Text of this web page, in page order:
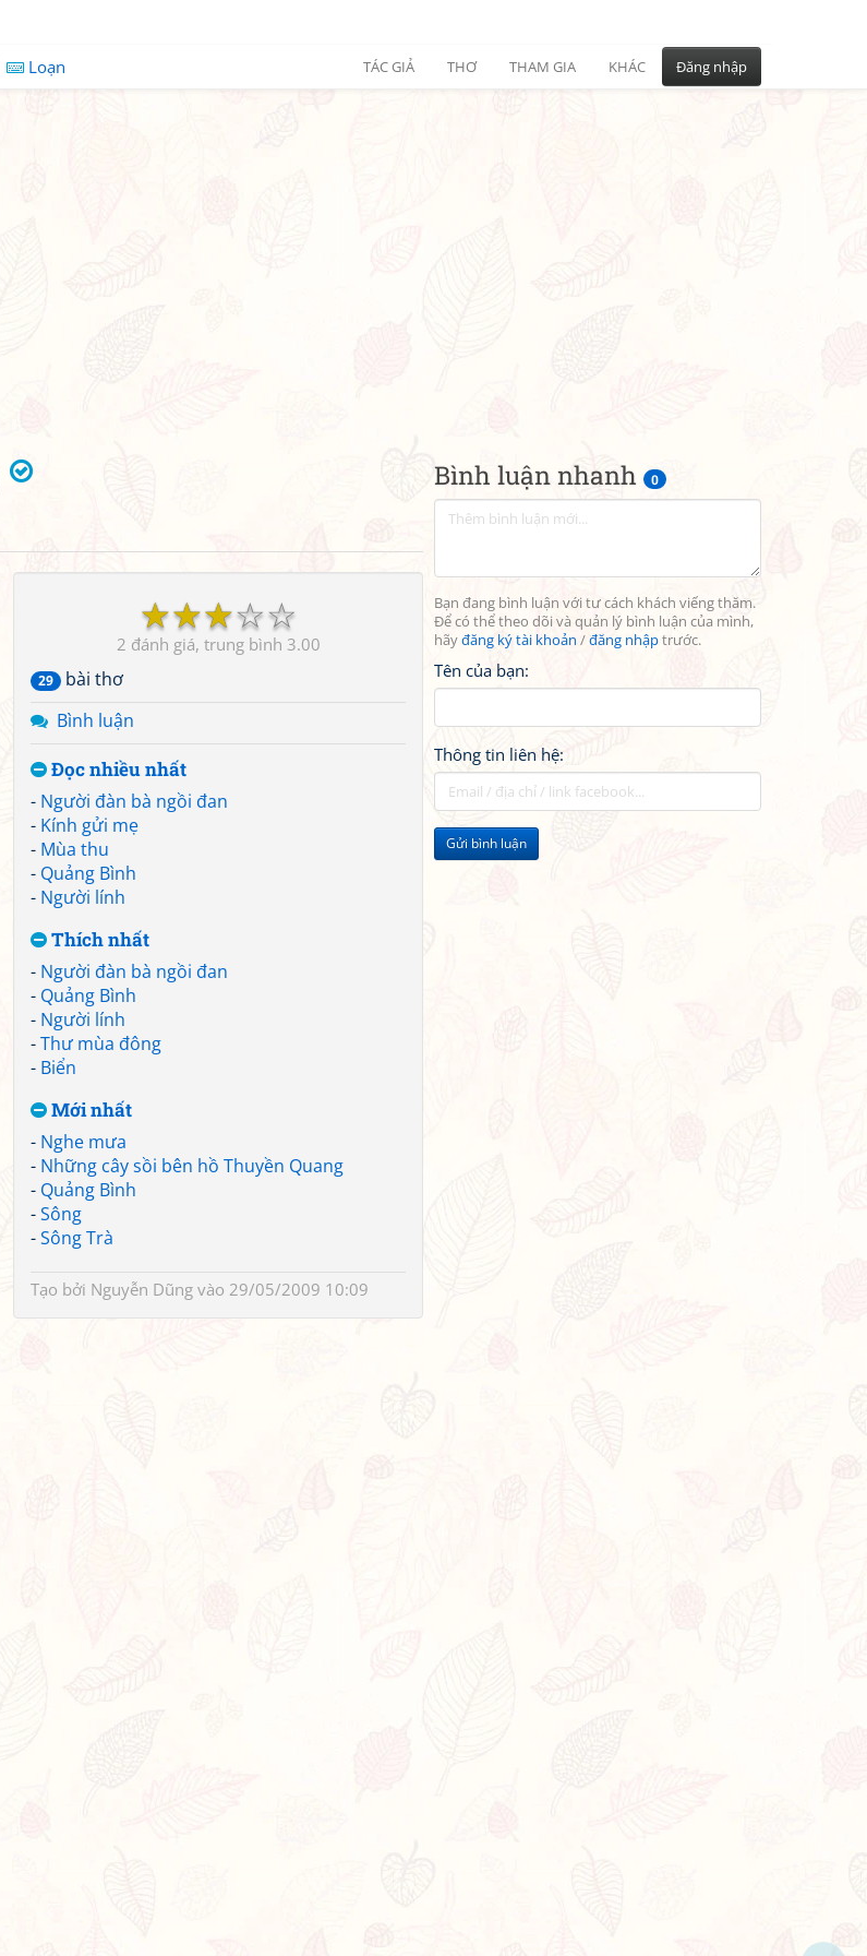
Loạn TÁC GIẢ THƠ THAM GIA KHÁC Đăng nhập
Bình luận nhanh 0
Bạn đang bình luận với tư cách khách viếng thăm.
Để có thể theo dõi và quản lý bình luận của mình,
hãyđăng ký tài khoản /đăng nhậptrước.
Tên của bạn:
Thông tin liên hệ:
Gửi bình luận
☆
☆
☆
☆
☆
2 3.00
29
bài thơ
Bình luận
Đọc nhiều nhất
- Người đàn bà ngồi đan
- Kính gửi mẹ
- Mùa thu
- Quảng Bình
- Người lính
Thích nhất
- Người đàn bà ngồi đan
- Quảng Bình
- Người lính
-Thư mùa đông
- Biển
Mới nhất
- Nghe mưa
- Những cây sồi bên hồ Thuyền Quang
- Quảng Bình
-Sông
-Sông Trà
Tạo bởi Nguyễn Dũng vào 29/05/2009 10:09